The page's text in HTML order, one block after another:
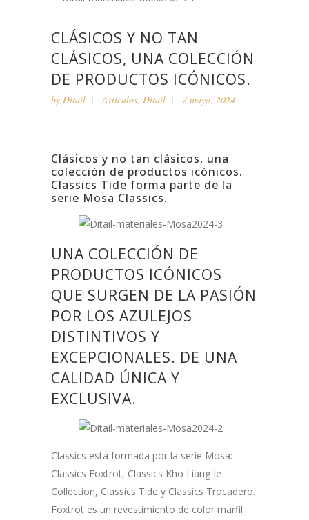
CLÁSICOS Y NO TAN
CLÁSICOS, UNA COLECCIÓN
DE PRODUCTOS ICÓNICOS.
by Ditail Artículos, Ditail 7 mayo, 2024
Clásicos y no tan clásicos, una
colección de productos icónicos.
Classics Tide forma parte de la
serie Mosa Classics.
UNA COLECCIÓN DE
PRODUCTOS ICÓNICOS
QUE SURGEN DE LA PASIÓN
POR LOS AZULEJOS
DISTINTIVOS Y
EXCEPCIONALES. DE UNA
CALIDAD ÚNICA Y
EXCLUSIVA.
Classics está formada por la serie Mosa:
Classics Foxtrot, Classics Kho Liang Ie
Collection, Classics Tide y Classics Trocadero.
Foxtrot es un revestimiento de color marfil